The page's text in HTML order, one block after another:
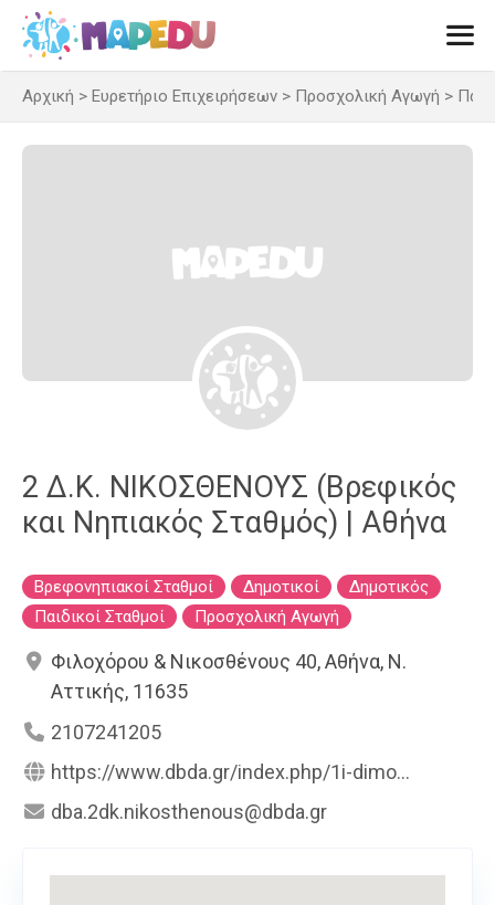
Μετάβαση
περιεχόμενο
Αρχική > Ευρετήριο Επιχειρήσεων > Προσχολική Αγωγή >
2 Δ.Κ. ΝΙΚΟΣΘΕΝΟΥΣ (Βρεφικός
και Νηπιακός Σταθμός) | Αθήνα
Βρεφονηπιακοί Σταθμοί Δημοτικοί
Δημοτικός
Παιδικοί Σταθμοί
Προσχολική Αγωγή
Φιλοχόρου & Νικοσθένους 40, Αθήνα, Ν.
Αττικής, 11635
2107241205
https://www.dbda.gr/index.php/1i-dimo...
dba.2dk.nikosthenous@dbda.gr